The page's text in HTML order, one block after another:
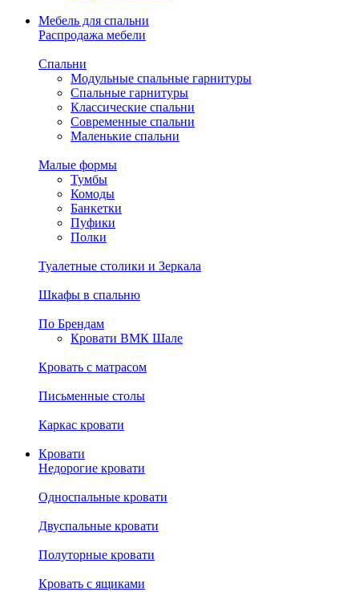
Мебель для спальни
Распродажа мебели
Спальни
Модульные спальные гарнитуры
Спальные гарнитуры
Классические спальни
Современные спальни
Маленькие спальни
Малые формы
Тумбы
Комоды
Банкетки
Пуфики
Полки
Туалетные столики и Зеркала
Шкафы в спальню
По Брендам
Кровати ВМК Шале
Кровать с матрасом
Письменные столы
Каркас кровати
Кровати
Недорогие кровати
Односпальные кровати
Двуспальные кровати
Полуторные кровати
Кровать с ящиками